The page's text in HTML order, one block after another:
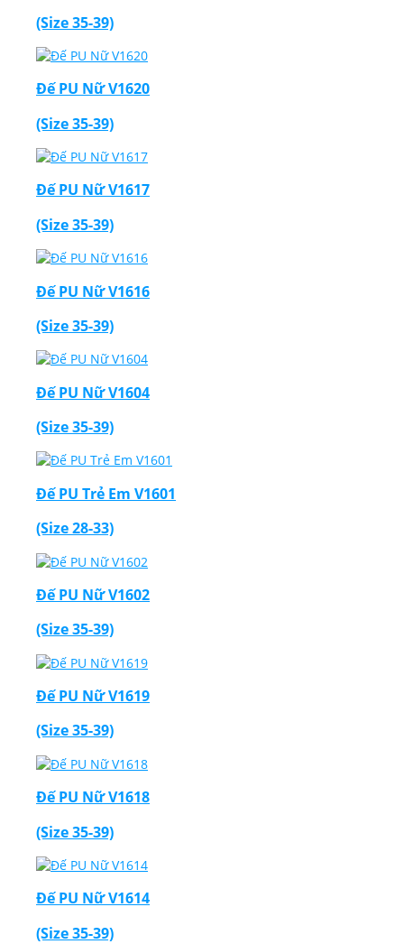
(Size 35-39)
Đế PU Nữ V1620
(Size 35-39)
Đế PU Nữ V1617
(Size 35-39)
Đế PU Nữ V1616
(Size 35-39)
Đế PU Nữ V1604
(Size 35-39)
Đế PU Trẻ Em V1601
(Size 28-33)
Đế PU Nữ V1602
(Size 35-39)
Đế PU Nữ V1619
(Size 35-39)
Đế PU Nữ V1618
(Size 35-39)
Đế PU Nữ V1614
(Size 35-39)